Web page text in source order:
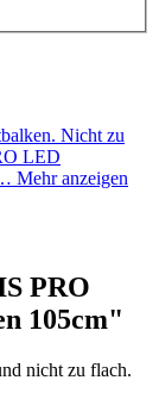
Nicht zu
LED
Mehr anzeigen
PRO
105cm"
nicht zu flach.